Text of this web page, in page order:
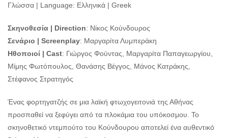
ΠΟΛΙΤΙΣΜΟΣ
ΑΝΘΕΚΤΙΚΗ
ΠΟΛΗ
Γλώσσα | Language: Ελληνικά | Greek
Σκηνοθεσία | Direction: Νίκος Κούνδουρος
Σενάριο | Screenplay: Μαργαρίτα Λυμπεράκη
Ηθοποιοί | Cast: Γιώργος Φούντας, Μαργαρίτα Παπαγεωργίου,
Μίμης Φωτόπουλος, Θανάσης Βέγγος, Μάνος Κατράκης,
Στέφανος Στρατηγός
Ένας φορτηγατζής σε μια λαϊκή φτωχογειτονιά της Αθήνας
προσπαθεί να ξεφύγει από τα πλοκάμια του υπόκοσμου. Το
σκηνοθετικό ντεμπούτο του Κούνδουρου αποτελεί ένα αυθεντικό